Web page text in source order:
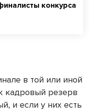
конкурса
в той или иной
кадровый резерв
и если у них есть